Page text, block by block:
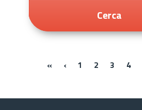
Cerca
« « Prima
‹‹‹ 1 2 3 4